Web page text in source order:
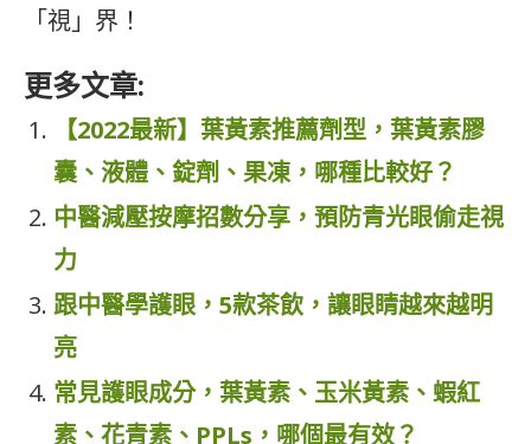
「視」界！
更多文章:
【2022最新】葉黃素推薦劑型，葉黃素膠
囊、液體、錠劑、果凍，哪種比較好？
中醫減壓按摩招數分享，預防青光眼偷走視
力
跟中醫學護眼，5款茶飲，讓眼睛越來越明
亮
常見護眼成分，葉黃素、玉米黃素、蝦紅
素、花青素、PPLs，哪個最有效？